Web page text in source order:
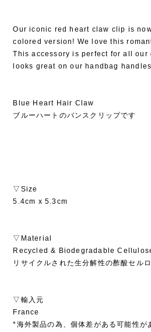
Our iconic red heart claw clip is
colored version! We love this
This accessory is perfect for all our
looks great on our handbag handles.
Blue Heart Hair Claw
ブルーハートのバンスクリップです
▽Size
5.4cm x 5.3cm
▽Material
Recycled & Biodegradable
リサイクルされた生分解性の酢酸セル
▽輸入元
France
*海外製品の為、個体差がある可能性が